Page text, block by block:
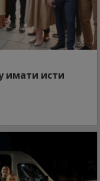
имати исти